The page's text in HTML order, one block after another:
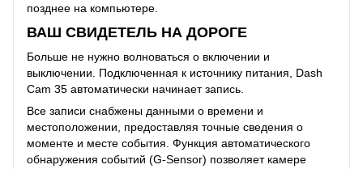
позднее на компьютере.
ВАШ СВИДЕТЕЛЬ НА ДОРОГЕ
Больше не нужно волноваться о включении и
выключении. Подключенная к источнику питания, Dash
Cam 35 автоматически начинает запись.
Все записи снабжены данными о времени и
местоположении, предоставляя точные сведения о
моменте и месте события. Функция автоматического
обнаружения событий (G-Sensor) позволяет камере